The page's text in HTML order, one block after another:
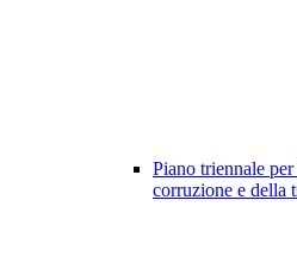
Piano triennale
corruzione e della